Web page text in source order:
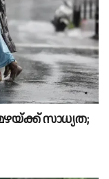
സാധ്യത;